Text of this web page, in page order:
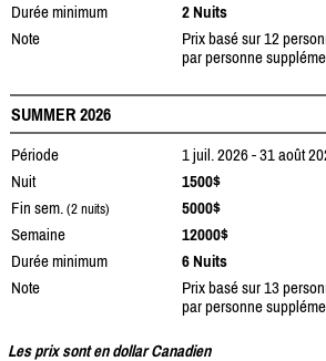
Durée minimum
2 Nuits
Note
Prix basé sur 12
par personne
SUMMER 2026
Période
1 juil. 2026 - 31 août
Nuit
1500$
Fin sem. (2 nuits)
5000$
Semaine
12000$
Durée minimum
6 Nuits
Note
Prix basé sur 13
par personne
Les prix sont en dollar Canadien